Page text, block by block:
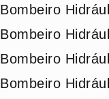
Bombeiro
Bombeiro
Bombeiro
Bombeiro